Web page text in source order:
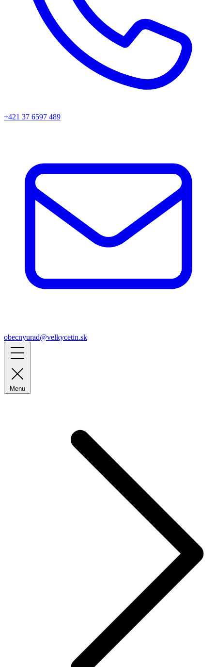
+421 37 6597 489
obecnyurad@velkycetin.sk
Menu